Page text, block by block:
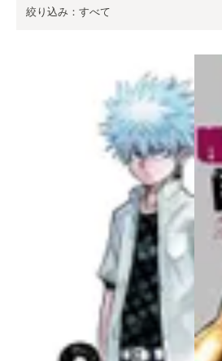
絞り込み：すべて